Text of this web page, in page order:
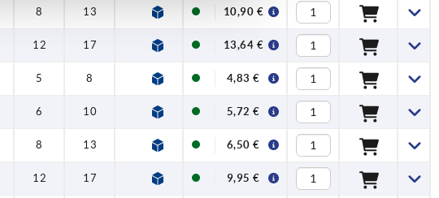
8 13 10,90 €
12 17 13,64 €
5 8 4,83 €
6 10 5,72 €
8 13 6,50 €
12 17 9,95 €